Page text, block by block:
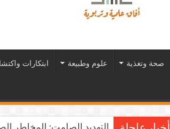
صحة وتغذية علوم وطبيعة ابتكارات
التهديد الصامت: المخاطر